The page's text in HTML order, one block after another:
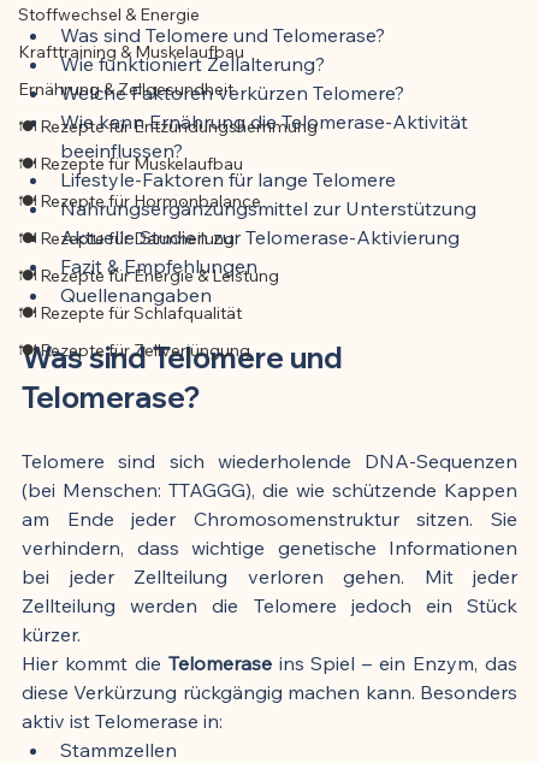
Stoffwechsel & Energie
Krafttraining & Muskelaufbau
Ernährung & Zellgesundheit
🍽️ Rezepte für Entzündungshemmung
🍽️ Rezepte für Muskelaufbau
🍽️ Rezepte für Hormonbalance
🍽️ Rezepte für Darmheilung
🍽️ Rezepte für Energie & Leistung
🍽️ Rezepte für Schlafqualität
🍽️ Rezepte für Zellverjüngung
Was sind Telomere und Telomerase?
Wie funktioniert Zellalterung?
Welche Faktoren verkürzen Telomere?
Wie kann Ernährung die Telomerase-Aktivität
beeinflussen?
Lifestyle-Faktoren für lange Telomere
Nahrungsergänzungsmittel zur Unterstützung
Aktuelle Studien zur Telomerase-Aktivierung
Fazit & Empfehlungen
Quellenangaben
Was sind Telomere und
Telomerase?
Telomere sind sich wiederholende DNA-Sequenzen
(bei Menschen: TTAGGG), die wie schützende Kappen
am Ende jeder Chromosomenstruktur sitzen. Sie
verhindern, dass wichtige genetische Informationen
bei jeder Zellteilung verloren gehen. Mit jeder
Zellteilung werden die Telomere jedoch ein Stück
kürzer.
Hier kommt die Telomerase ins Spiel – ein Enzym, das
diese Verkürzung rückgängig machen kann. Besonders
aktiv ist Telomerase in:
Stammzellen